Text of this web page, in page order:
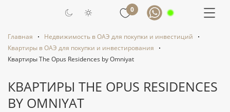
0
Главная
Недвижимость в ОАЭ для покупки и инвестиций
Квартиры в ОАЭ для покупки и инвестирования
Квартиры The Opus Residences by Omniyat
КВАРТИРЫ THE OPUS RESIDENCES
BY OMNIYAT